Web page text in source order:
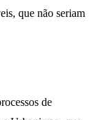
que não seriam
de